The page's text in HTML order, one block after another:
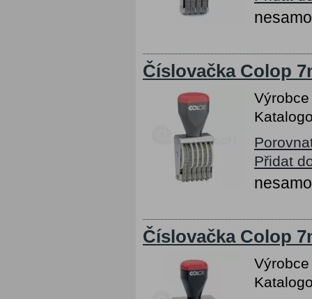
Číslovačka Colop
Přidat
Číslovačka Colop